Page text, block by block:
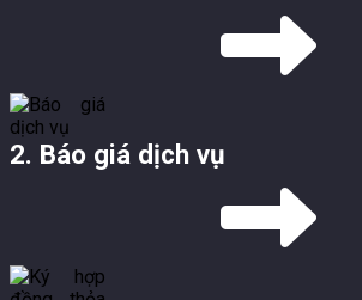
2. Báo giá dịch vụ